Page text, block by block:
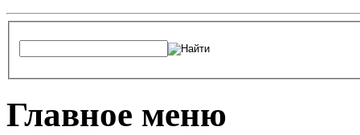
Главное меню